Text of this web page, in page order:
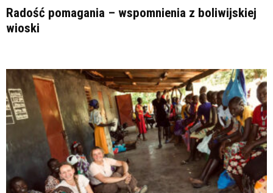
Radość pomagania – wspomnienia z boliwijskiej
wioski